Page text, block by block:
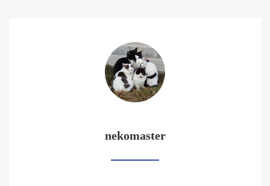
nekomaster